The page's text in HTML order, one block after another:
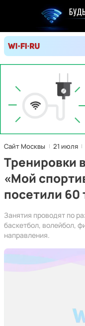
Сайт Москвы 21 июля
Тренировки
«Мой
посетили 60
Занятия проводят по
баскетбол, волейбол,
направления.